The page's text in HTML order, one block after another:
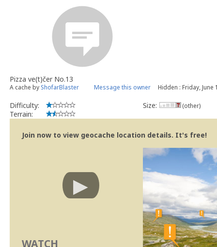
Pizza ve(t)čer No.13
A cache by ShofarBlaster Message this owner Hidden : Friday, June
Difficulty:
Terrain:
Size: (other)
Join now to view geocache location details. It's free!
WATCH